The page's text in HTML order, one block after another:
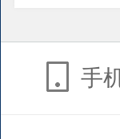
手